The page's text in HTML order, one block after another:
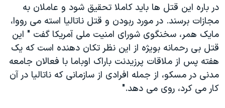
در باره این قتل ها باید کاملا تحقیق شود و عاملان به
مجازات برسند. در مورد ربودن و قتل ناتالیا استه می رووا،
مایک همر، سخنگوی شورای امنیت ملی آمریکا گفت " این
قتل بی رحمانه بویژه از این نظر تکان دهنده است که یک
هفته پس از ملاقات پرزیدنت باراک اوباما با فعالان جامعه
مدنی در مسکو، از جمله افرادی از سازمانی که ناتالیا در آن
کار می کرد، روی می دهد."